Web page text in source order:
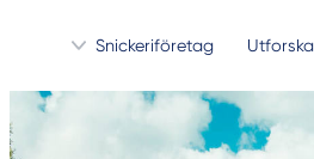
Snickeriföretag Utforska